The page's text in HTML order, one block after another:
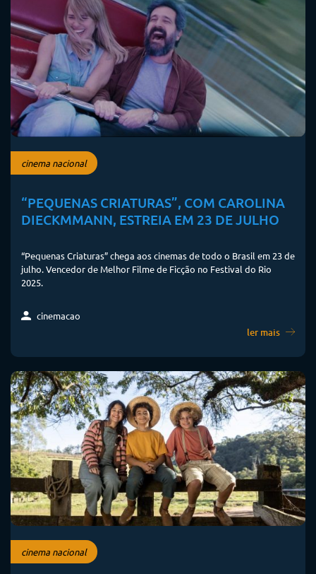
cinema nacional
“PEQUENAS CRIATURAS”, COM CAROLINA
DIECKMMANN, ESTREIA EM 23 DE JULHO
“Pequenas Criaturas” chega aos cinemas de todo o Brasil em 23 de
julho. Vencedor de Melhor Filme de Ficção no Festival do Rio
2025.
cinemacao
ler mais
cinema nacional